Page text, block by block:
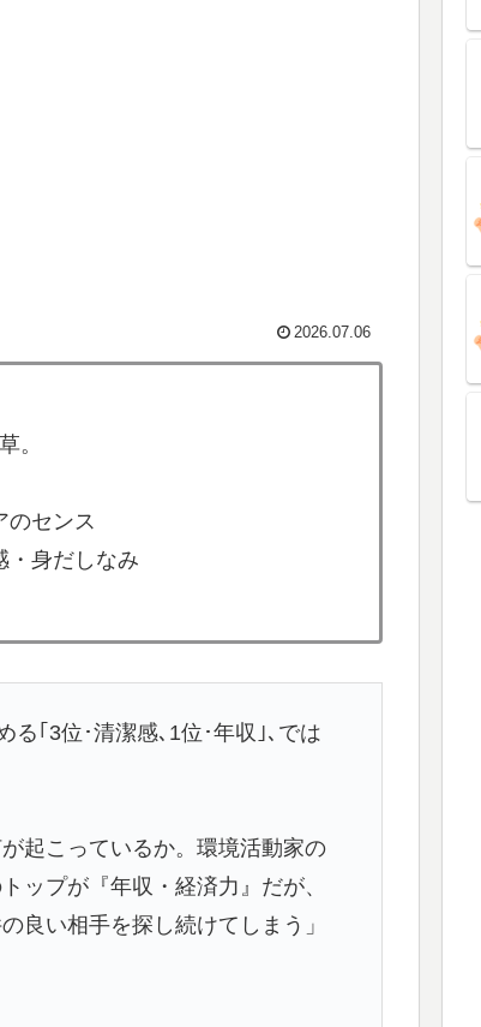
が売り越しを仕掛けコスピが4%を超え
くらいあるんだろうな → 「どこの国も
両極端なものしかない」
った日本人留学生困惑＝韓国の反応
接待を行い審判を買収していたことが
・」→「あいつがそれほどなのか（ﾌﾞﾙ
んだけど、これってどうやって開ける
…」
ルサポの好きなクラブで良かった」
付くも無視されて海外失笑！【海外
2026.07.06
。
のセンス
・身だしなみ
る｢3位･清潔感､1位･年収｣､では
起こっているか。環境活動家の
ップが『年収・経済力』だが、
良い相手を探し続けてしまう」